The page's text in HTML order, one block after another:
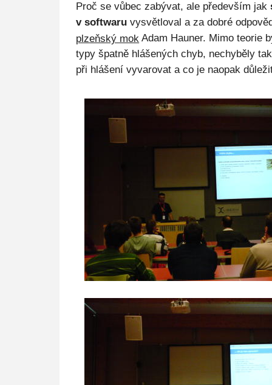
Proč se vůbec zabývat, ale především jak
v softwaru vysvětloval a za dobré
plzeňský mok Adam Hauner. Mimo teorie
typy špatně hlášených chyb, nechyběly
při hlášení vyvarovat a co je naopak